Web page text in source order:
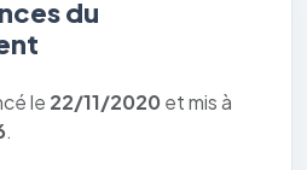
du
le 22/11/2020 et mis à
.